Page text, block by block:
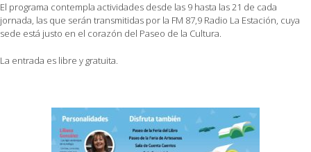
El programa contempla actividades desde las 9 hasta las 21 de cada
jornada, las que serán transmitidas por la FM 87,9 Radio La Estación, cuya
sede está justo en el corazón del Paseo de la Cultura.
La entrada es libre y gratuita.